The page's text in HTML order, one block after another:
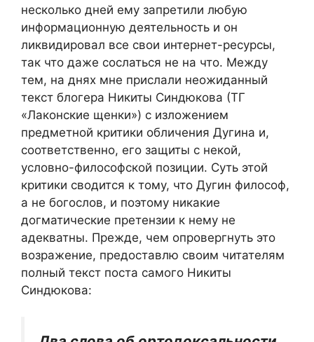
несколько дней ему запретили любую
информационную деятельность и он
ликвидировал все свои интернет-ресурсы,
так что даже сослаться не на что. Между
тем, на днях мне прислали неожиданный
текст блогера Никиты Синдюкова (ТГ
«Лаконские щенки») с изложением
предметной критики обличения Дугина и,
соответственно, его защиты с некой,
условно-философской позиции. Суть этой
критики сводится к тому, что Дугин философ,
а не богослов, и поэтому никакие
догматические претензии к нему не
адекватны. Прежде, чем опровергнуть это
возражение, предоставлю своим читателям
полный текст поста самого Никиты
Синдюкова: